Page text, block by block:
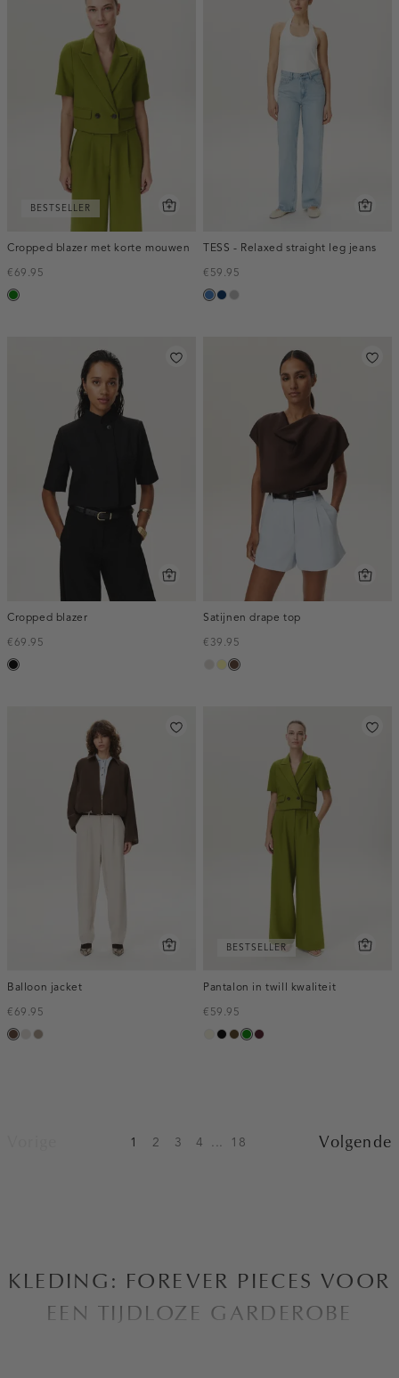
BESTSELLER
Cropped blazer met korte mouwen
€69.95
groen
TESS - Relaxed straight leg jeans
€59.95
blauw,
blauw,
grijs,
Cropped blazer
€69.95
zwart
Satijnen drape top
€39.95
taupe,
lichtgeel
donkerbruin
Balloon jacket
€69.95
donkerbruin
kittaupe,
BESTSELLER
Pantalon in twill kwaliteit
€59.95
ecru
zwart
toffee
groenpruim,
1 2 3 4 ... 18 Volgende
KLEDING: FOREVER PIECES VOOR
EEN TIJDLOZE GARDEROBE